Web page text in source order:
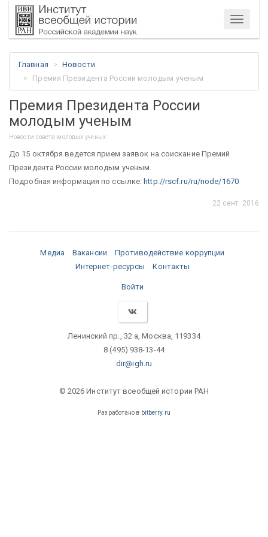
Меню
Главная
Новости
Премия Президента России молодым ученым
Премия Президента России
молодым ученым
Новости совета молодых ученых
До 15 октября ведется прием заявок на соискание Премий
Президента России молодым ученым.
Подробная информация по ссылке:http://rscf.ru/ru/node/1670
22 сент. 2016
Медиа Вакансии
Противодействие коррупции
Интернет-ресурсы
Контакты
Войти
Ленинский пр., 32 а, Москва, 119334
8 (495) 938-13-44
dir@igh.ru
© 2026 Институт всеобщей истории РАН
Разработано в bitberry.ru